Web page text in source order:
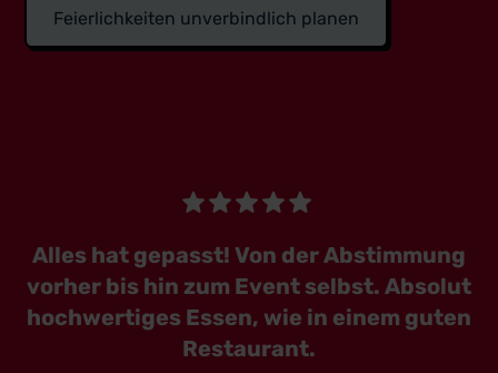
Feierlichkeiten unverbindlich planen
Alles hat gepasst! Von der Abstimmung
vorher bis hin zum Event selbst. Absolut
hochwertiges Essen, wie in einem guten
Restaurant.